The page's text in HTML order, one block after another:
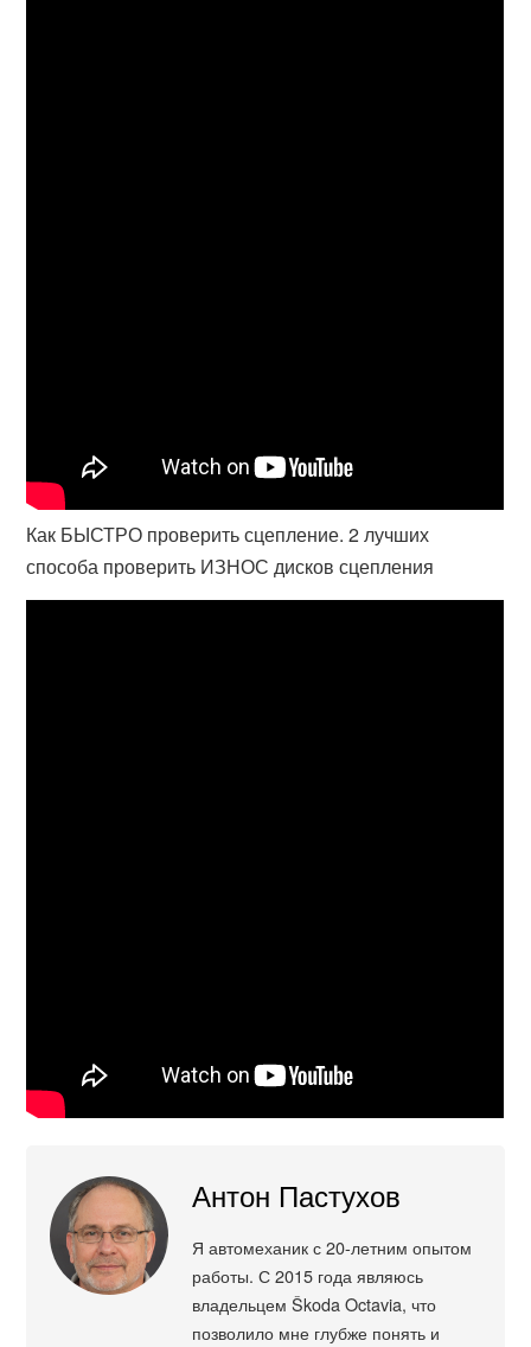
Как БЫСТРО проверить сцепление. 2 лучших
способа проверить ИЗНОС дисков сцепления
Антон Пастухов
Я автомеханик с 20-летним опытом
работы. С 2015 года являюсь
владельцем Škoda Octavia, что
позволило мне глубже понять и